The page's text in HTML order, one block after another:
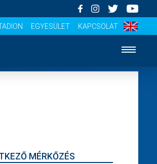
EGYESÜLET KAPCSOLAT
MÉRKŐZÉS